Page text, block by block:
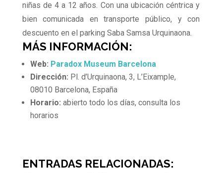
niñas de 4 a 12 años. Con una ubicación céntrica y
bien comunicada en transporte público, y con
descuento en el parking Saba Samsa Urquinaona.
MÁS INFORMACIÓN:
Web: Paradox Museum Barcelona
Dirección: Pl. d’Urquinaona, 3, L’Eixample,
08010 Barcelona, España
Horario: abierto todo los días, consulta los
horarios
ENTRADAS RELACIONADAS: